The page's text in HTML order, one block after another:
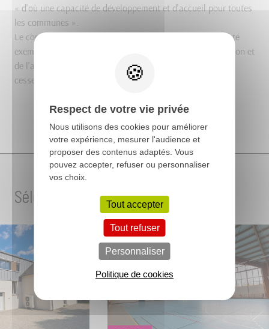
« d'où une capacité de développement et d'accueil pour toutes
les communes ».
Le conseiller régional, Serge Boudet, a souligné la « qualité
exemplaire de ce projet au titre de l'engagement de la Région et
de l'accompagnement des collectivités pour acquérir sans
cesse de nouvelles capacités foncières ».
Sélection de projets
Respect de votre vie privée
Nous utilisons des cookies pour améliorer
votre expérience, mesurer l'audience et
proposer des contenus adaptés. Vous
pouvez accepter, refuser ou personnaliser
vos choix.
Tout accepter
Tout refuser
Personnaliser
Politique de cookies